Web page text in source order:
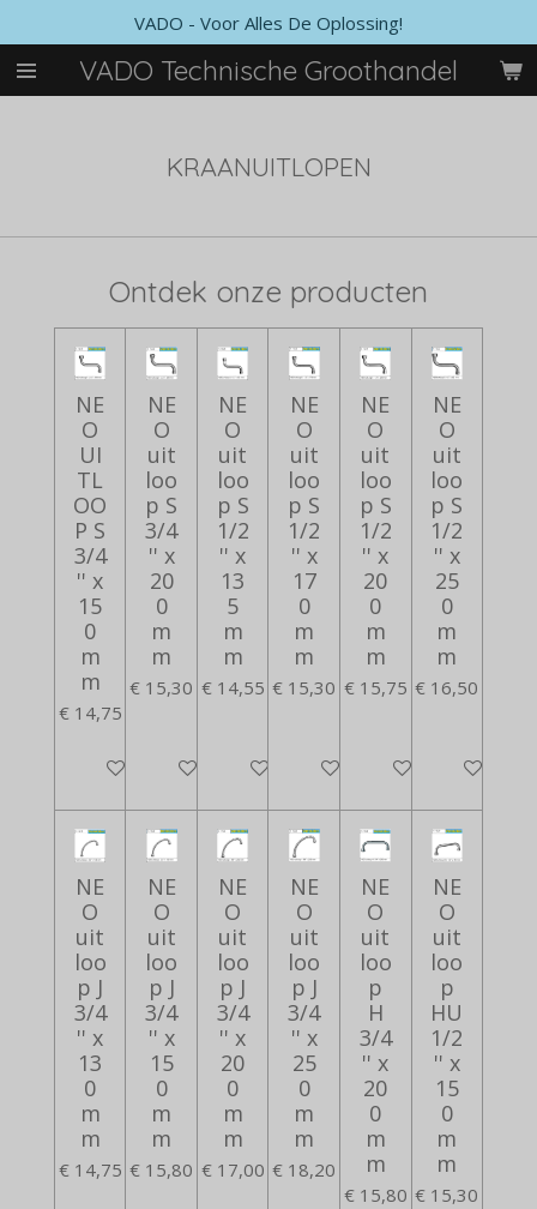
direct
naar
de
VADO Technische Groothandel
VADO - Voor Alles De Oplossing!
KRAANUITLOPEN
Ontdek onze producten
NE
O
UI
TL
OO
P S
3/4
'' x
15
0
m
m
€ 14,75
In winkelwagen
NE
O
uit
loo
p S
3/4
'' x
20
0
m
m
€ 15,30
In winkelwagen
NE
O
uit
loo
p S
1/2
'' x
13
5
m
m
€ 14,55
In winkelwagen
NE
O
uit
loo
p S
1/2
'' x
17
0
m
m
€ 15,30
In winkelwagen
NE
O
uit
loo
p S
1/2
'' x
20
0
m
m
€ 15,75
In winkelwagen
NE
O
uit
loo
p S
1/2
'' x
25
0
m
m
€ 16,50
In
NE
O
uit
loo
p J
3/4
'' x
13
0
m
m
€ 14,75
NE
O
uit
loo
p J
3/4
'' x
15
0
m
m
€ 15,80
NE
O
uit
loo
p J
3/4
'' x
20
0
m
m
€ 17,00
NE
O
uit
loo
p J
3/4
'' x
25
0
m
m
€ 18,20
NE
O
uit
loo
p
H
3/4
'' x
20
0
m
m
€ 15,80
NE
O
uit
loo
p
HU
1/2
'' x
15
0
m
m
€ 15,30